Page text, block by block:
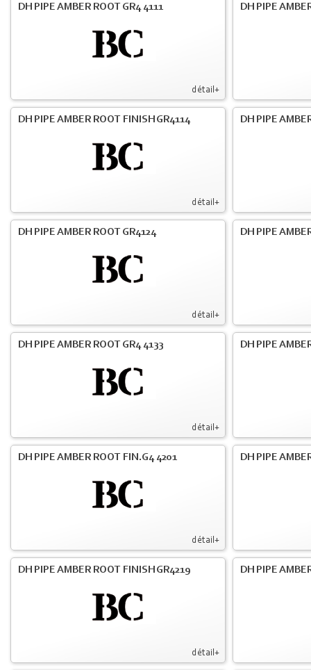
détail+
DH PIPE AMBER ROOT GR4 4111 DH PIPE
détail+
DH PIPE AMBER ROOT FINISH GR4114 DH PIPE
détail+
DH PIPE AMBER ROOT GR4124 DH PIPE
détail+
DH PIPE AMBER ROOT GR4 4133 DH PIPE
détail+
DH PIPE AMBER ROOT FIN.G4 4201 DH PIPE
détail+
DH PIPE AMBER ROOT FINISH GR4219 DH PIPE